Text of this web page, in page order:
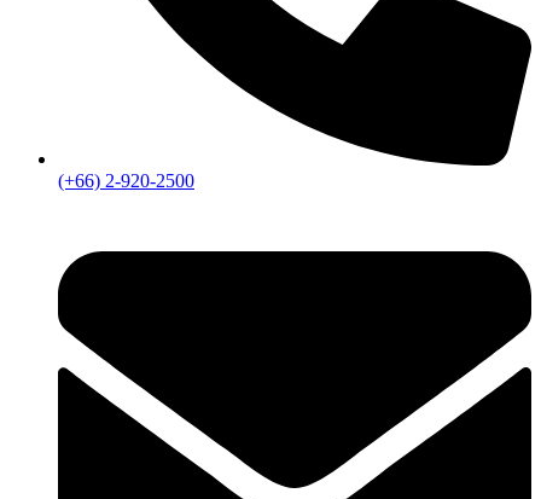
(+66) 2-920-2500